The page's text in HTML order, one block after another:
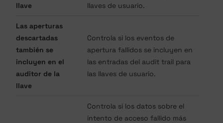
llave
llaves de usuario.
Las aperturas
descartadas
también se
incluyen en el
auditor de la
llave
Controla si los eventos de
apertura fallidos se incluyen en
las entradas del audit trail para
las llaves de usuario.
Controla si los datos sobre el
intento de acceso fallido más